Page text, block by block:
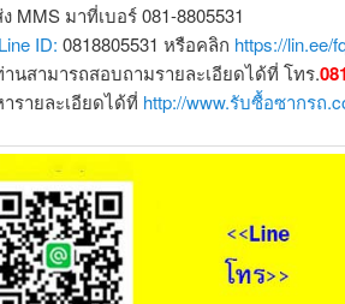
MMS มาที่เบอร์ 081-8805531
Line ID: 0818805531 หรือคลิก https://lin.ee/
นสามารถสอบถามรายละเอียดได้ที่ โทร.
รายละเอียดได้ที่ http://www.รับซื้อซากรถ